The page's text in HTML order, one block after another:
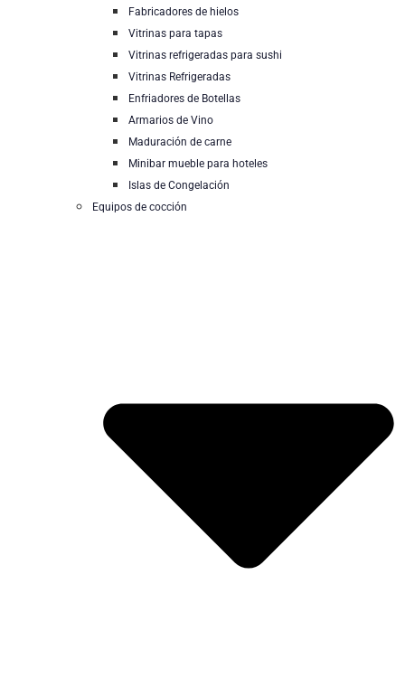
Fabricadores de hielos
Vitrinas para tapas
Vitrinas refrigeradas para sushi
Vitrinas Refrigeradas
Enfriadores de Botellas
Armarios de Vino
Maduración de carne
Minibar mueble para hoteles
Islas de Congelación
Equipos de cocción